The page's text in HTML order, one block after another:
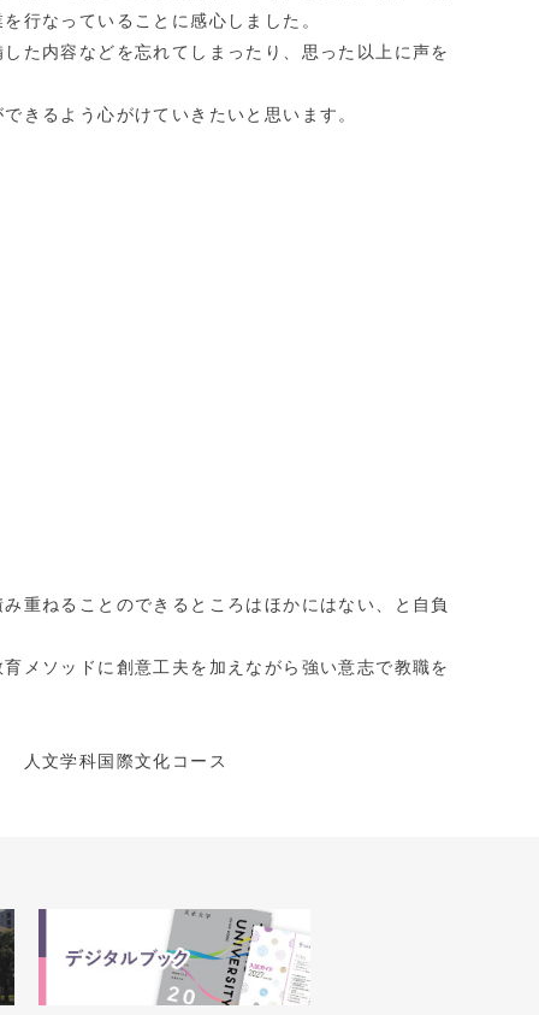
行なっていることに感心しました。
た内容などを忘れてしまったり、思った 以上に声を
きるよう心がけていきたいと思います。
重ねることのできるところはほかにはない、と自負
メソッドに創意工夫を加えながら強い意志で教職を
ース